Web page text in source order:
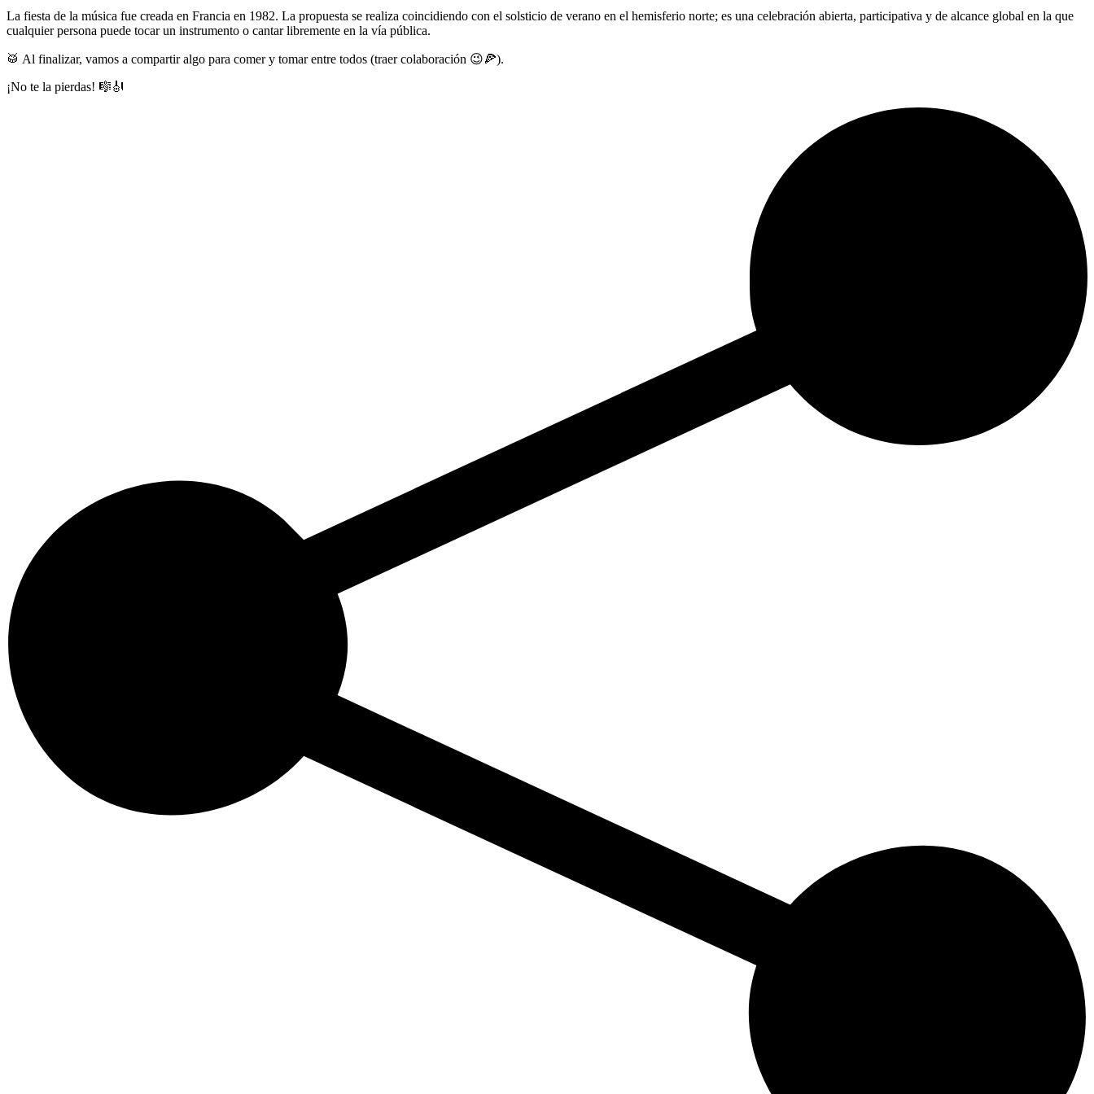
La fiesta de la música fue creada en Francia en 1982. La propuesta se realiza coincidiendo con el solsticio de verano en el hemisferio norte; es una celebración abierta, participativa y de alcance global en la que
cualquier persona puede tocar un instrumento o cantar libremente en la vía pública.
🥁 Al finalizar, vamos a compartir algo para comer y tomar entre todos (traer colaboración 😉🍕).
¡No te la pierdas! 🎼🎻